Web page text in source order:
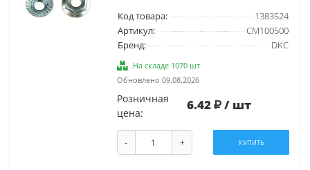
Код товара:
1383524
Артикул:
CM100500
Бренд:
DKC
На складе 1070 шт
Обновлено 09.08.2026
Розничная
цена:
6.42 / шт
- + КУПИТЬ